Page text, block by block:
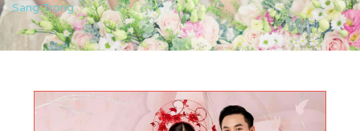
Sang Trọng